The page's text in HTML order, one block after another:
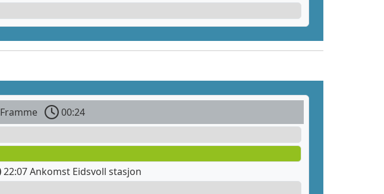
Framme
00:24
22:07 Ankomst Eidsvoll stasjon